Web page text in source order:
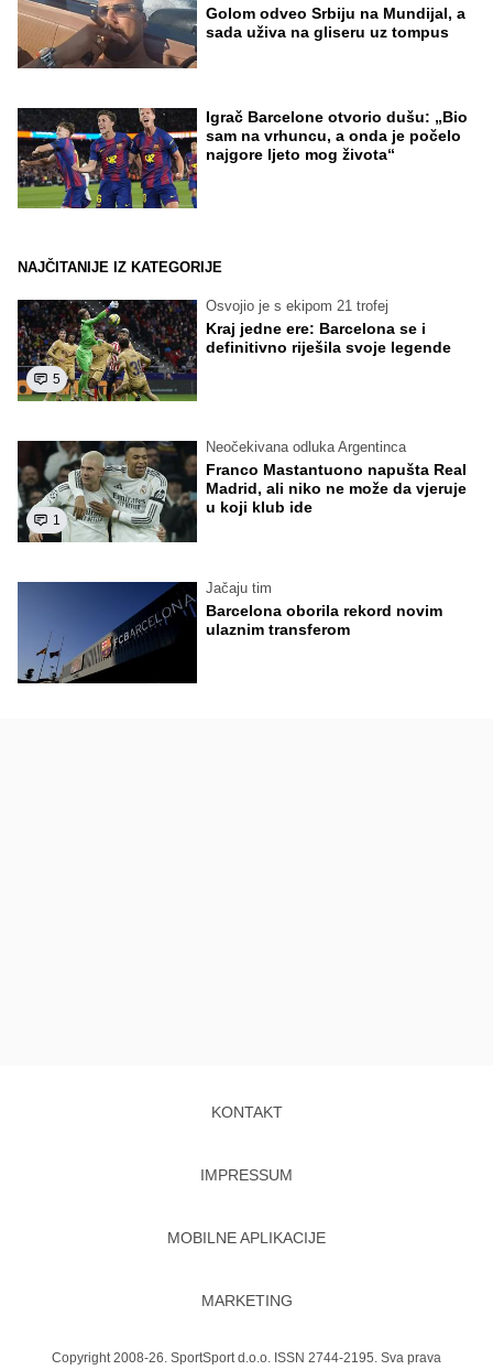
Golom odveo Srbiju na Mundijal, a
sada uživa na gliseru uz tompus
Igrač Barcelone otvorio dušu: „Bio
sam na vrhuncu, a onda je počelo
najgore ljeto mog života“
NAJČITANIJE IZ KATEGORIJE
5
Osvojio je s ekipom 21 trofej
Kraj jedne ere: Barcelona se i
definitivno riješila svoje legende
1
Neočekivana odluka Argentinca
Franco Mastantuono napušta Real
Madrid, ali niko ne može da vjeruje
u koji klub ide
Jačaju tim
Barcelona oborila rekord novim
ulaznim transferom
KONTAKT
IMPRESSUM
MOBILNE APLIKACIJE
MARKETING
Copyright 2008-26. SportSport d.o.o. ISSN 2744-2195. Sva prava